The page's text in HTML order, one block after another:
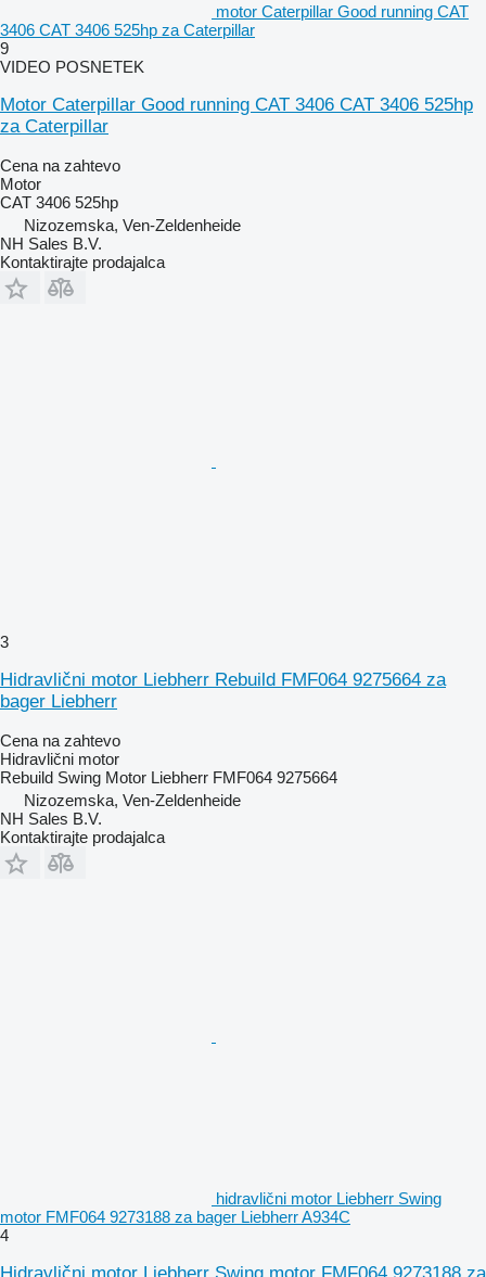
motor Caterpillar Good running CAT
3406 CAT 3406 525hp za Caterpillar
9
VIDEO POSNETEK
Motor Caterpillar Good running CAT 3406 CAT 3406 525hp
za Caterpillar
Cena na zahtevo
Motor
CAT 3406 525hp
Nizozemska, Ven-Zeldenheide
NH Sales B.V.
Kontaktirajte prodajalca
3
Hidravlični motor Liebherr Rebuild FMF064 9275664 za
bager Liebherr
Cena na zahtevo
Hidravlični motor
Rebuild Swing Motor Liebherr FMF064 9275664
Nizozemska, Ven-Zeldenheide
NH Sales B.V.
Kontaktirajte prodajalca
hidravlični motor Liebherr Swing
motor FMF064 9273188 za bager Liebherr A934C
4